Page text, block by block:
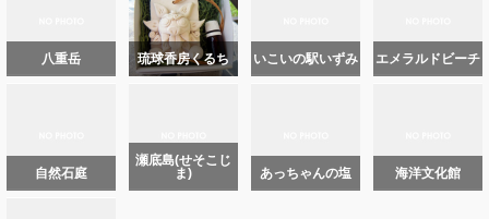
八重岳 琉球香房くるち いこいの駅いずみ エメラルドビーチ
自然石庭
瀬底島(せそこじ
ま)
あっちゃんの塩 海洋文化館